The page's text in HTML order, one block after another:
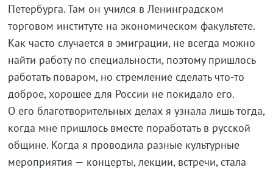
Петербурга. Там он учился в Ленинградском
торговом институте на экономическом факультете.
Как часто случается в эмиграции, не всегда можно
найти работу по специальности, поэтому пришлось
работать поваром, но стремление сделать что-то
доброе, хорошее для России не покидало его.
О его благотворительных делах я узнала лишь тогда,
когда мне пришлось вместе поработать в русской
общине. Когда я проводила разные культурные
мероприятия — концерты, лекции, встречи, стала